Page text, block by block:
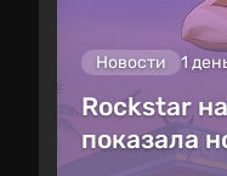
Новости 1
Rockstar
показала